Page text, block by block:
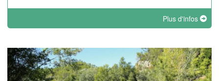
Plus d'infos